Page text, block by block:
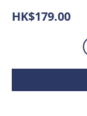
HK$179.00